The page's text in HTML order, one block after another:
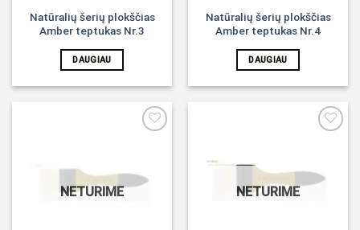
Natūralių šerių plokščias
Amber teptukas Nr.3
DAUGIAU
Natūralių šerių plokščias
Amber teptukas Nr.4
DAUGIAU
NETURIME
Noriu!
NETURIME